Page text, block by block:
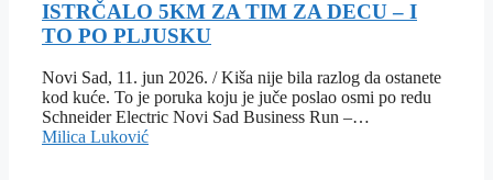
ISTRČALO 5KM ZA TIM ZA DECU – I
TO PO PLJUSKU
Novi Sad, 11. jun 2026. / Kiša nije bila razlog da ostanete
kod kuće. To je poruka koju je juče poslao osmi po redu
Schneider Electric Novi Sad Business Run –…
Milica Luković